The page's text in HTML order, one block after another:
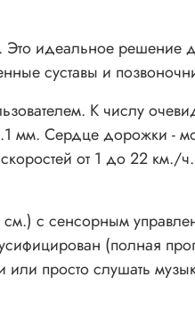
Это идеальное решение
суставы и
К числу
мм. Сердце дорожки -
от 1 до 22 км./
с сенсорным
(полная
просто слушать